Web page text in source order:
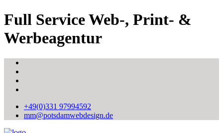
Full Service Web-, Print- &
Werbeagentur
+49(0)331 97994592
mm@potsdamwebdesign.de